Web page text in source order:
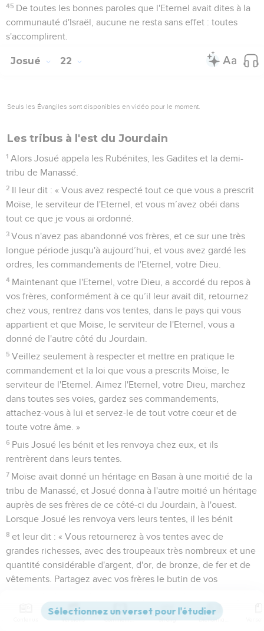
45 De toutes les bonnes paroles que l'Eternel avait dites à la
communauté d'Israël, aucune ne resta sans effet : toutes
s'accomplirent.
Josué 22
Seuls les Évangiles sont disponibles en vidéo pour le moment.
Les tribus à l'est du Jourdain
1 Alors Josué appela les Rubénites, les Gadites et la demi-
tribu de Manassé.
2 Il leur dit : « Vous avez respecté tout ce que vous a prescrit
Moïse, le serviteur de l'Eternel, et vous m’avez obéi dans
tout ce que je vous ai ordonné.
3 Vous n'avez pas abandonné vos frères, et ce sur une très
longue période jusqu'à aujourd’hui, et vous avez gardé les
ordres, les commandements de l'Eternel, votre Dieu.
4 Maintenant que l'Eternel, votre Dieu, a accordé du repos à
vos frères, conformément à ce qu’il leur avait dit, retournez
chez vous, rentrez dans vos tentes, dans le pays qui vous
appartient et que Moïse, le serviteur de l'Eternel, vous a
donné de l'autre côté du Jourdain.
5 Veillez seulement à respecter et mettre en pratique le
commandement et la loi que vous a prescrits Moïse, le
serviteur de l'Eternel. Aimez l'Eternel, votre Dieu, marchez
dans toutes ses voies, gardez ses commandements,
attachez-vous à lui et servez-le de tout votre cœur et de
toute votre âme. »
6 Puis Josué les bénit et les renvoya chez eux, et ils
rentrèrent dans leurs tentes.
7 Moïse avait donné un héritage en Basan à une moitié de la
tribu de Manassé, et Josué donna à l'autre moitié un héritage
auprès de ses frères de ce côté-ci du Jourdain, à l'ouest.
Lorsque Josué les renvoya vers leurs tentes, il les bénit
8 et leur dit : « Vous retournerez à vos tentes avec de
grandes richesses, avec des troupeaux très nombreux et une
quantité considérable d'argent, d'or, de bronze, de fer et de
vêtements. Partagez avec vos frères le butin de vos
L'autel construit près du Jourdain
Versions Commentaires Strong